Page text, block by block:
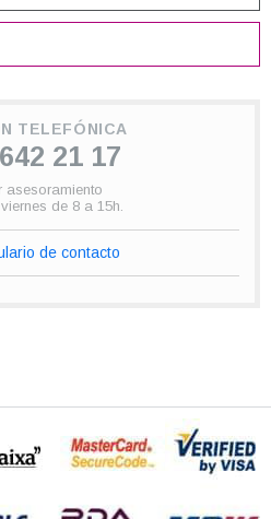
TELEFÓNICA
21 17
asesoramiento
de 8 a 15h.
de contacto